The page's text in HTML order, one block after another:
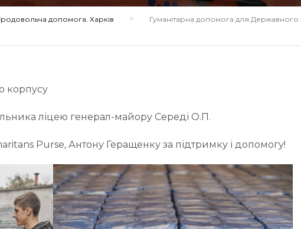
допомога. Харків >
Гуманітарна допомога для
корпусу
ліцею генерал-майору Середі О.П.
Purse, Антону Геращенку за підтримку і допомогу!